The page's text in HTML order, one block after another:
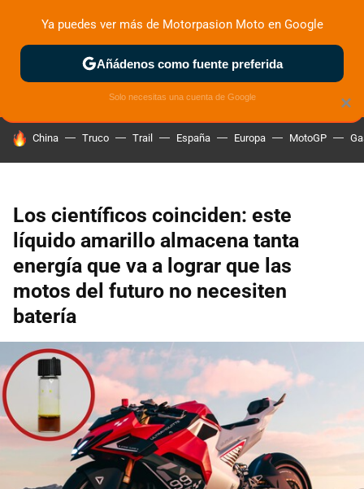
ZONA DE PRUEBAS DEPORTIVAS MOTOS ELÉCTRICAS
HOY SE HABLA DE
China Truco Trail España Europa MotoGP
Los científicos coinciden: este
líquido amarillo almacena tanta
energía que va a lograr que las
motos del futuro no necesiten
batería
×
Ya puedes ver más de Motorpasion Moto en Google
Añádenos como fuente preferida
Solo necesitas una cuenta de Google